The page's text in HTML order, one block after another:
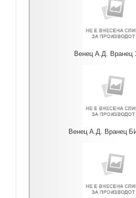
Венец А.Д. Вранец
Венец А.Д. Вранец